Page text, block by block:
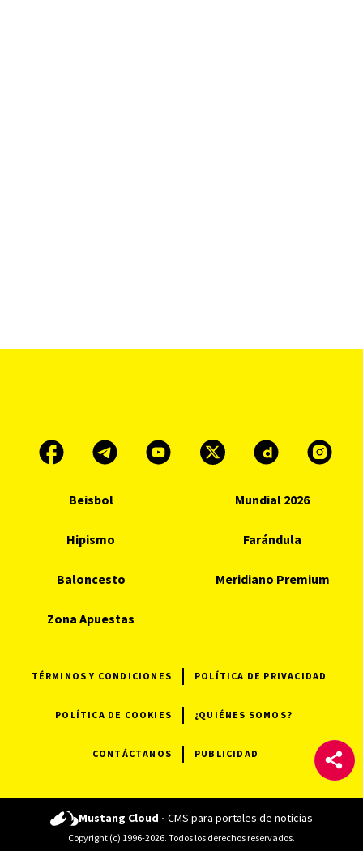
Beisbol Mundial 2026
Hipismo Farándula
Baloncesto Meridiano Premium
Zona Apuestas
TÉRMINOS Y CONDICIONES POLÍTICA DE PRIVACIDAD
POLÍTICA DE COOKIES ¿QUIÉNES SOMOS?
CONTÁCTANOS PUBLICIDAD
Mustang Cloud - CMS para portales de noticias
Copyright (c) 1996-2026. Todos los derechos reservados.